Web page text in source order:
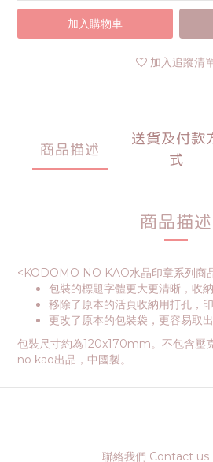
加入購物車
加入追蹤清
商品描述
送貨及付款
式
商品描述
<KODOMO NO KAO水晶印章系列商
包裝的標題字體更大更清晰，收納
移除了原本的活頁收納用打孔，
更改了原本的包裝袋，更容易取出
包裝尺寸約為120x170mm。不包含壓
no kao出品，中國製。
聯絡我們 Contact